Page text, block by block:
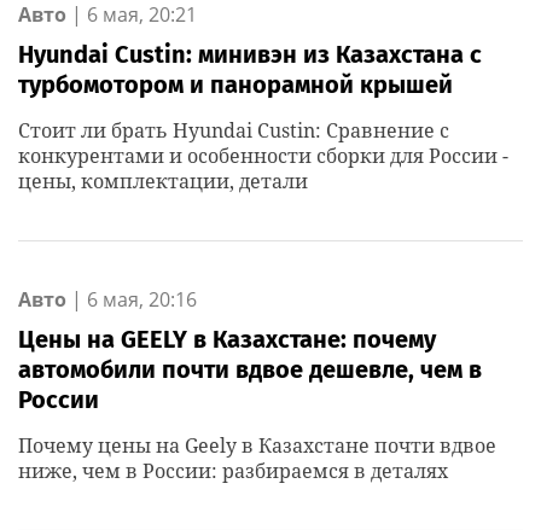
Авто | 6 мая, 20:21
Hyundai Custin: минивэн из Казахстана с
турбомотором и панорамной крышей
Стоит ли брать Hyundai Custin: Сравнение с
конкурентами и особенности сборки для России -
цены, комплектации, детали
Авто | 6 мая, 20:16
Цены на GEELY в Казахстане: почему
автомобили почти вдвое дешевле, чем в
России
Почему цены на Geely в Казахстане почти вдвое
ниже, чем в России: разбираемся в деталях